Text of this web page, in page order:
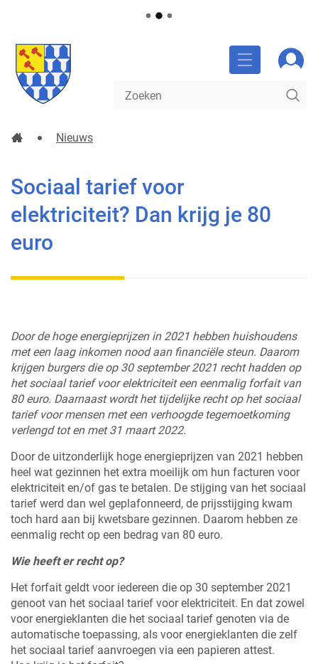
Gemeente
Glabbeek
MENU
Waarmee
kunnen
Startpagina
Nieuws
Sociaal tarief voor
elektriciteit? Dan krijg je 80
euro
Door de hoge energieprijzen in 2021 hebben huishoudens
met een laag inkomen nood aan financiële steun. Daarom
krijgen burgers die op 30 september 2021 recht hadden op
het sociaal tarief voor elektriciteit een eenmalig forfait van
80 euro. Daarnaast wordt het tijdelijke recht op het sociaal
tarief voor mensen met een verhoogde tegemoetkoming
verlengd tot en met 31 maart 2022.
Door de uitzonderlijk hoge energieprijzen van 2021 hebben
heel wat gezinnen het extra moeilijk om hun facturen voor
elektriciteit en/of gas te betalen. De stijging van het sociaal
tarief werd dan wel geplafonneerd, de prijsstijging kwam
toch hard aan bij kwetsbare gezinnen. Daarom hebben ze
eenmalig recht op een bedrag van 80 euro.
Wie heeft er recht op?
Het forfait geldt voor iedereen die op 30 september 2021
genoot van het sociaal tarief voor elektriciteit. En dat zowel
voor energieklanten die het sociaal tarief genoten via de
automatische toepassing, als voor energieklanten die zelf
het sociaal tarief aanvroegen via een papieren attest.